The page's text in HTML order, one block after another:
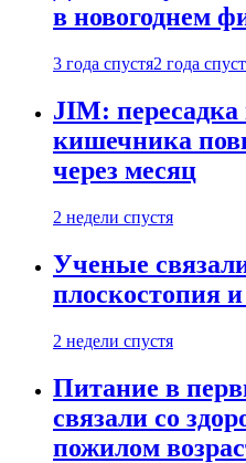
в новогоднем
3 года спустя2 года
JIM:
кишечника
через месяц
2 недели спустя
Ученые
плоскостопия
2 недели спустя
Питание в
связали со
пожилом